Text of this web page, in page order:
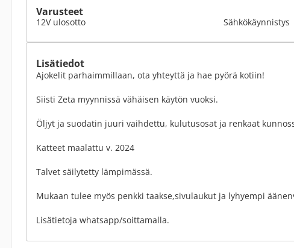
Varusteet
12V ulosotto Sähkökäynnistys
Lisätiedot
Ajokelit parhaimmillaan, ota yhteyttä ja hae pyörä kotiin!
Siisti Zeta myynnissä vähäisen käytön vuoksi.
Öljyt ja suodatin juuri vaihdettu, kulutusosat ja renkaat
Katteet maalattu v. 2024
Talvet säilytetty lämpimässä.
Mukaan tulee myös penkki taakse,sivulaukut ja lyhyempi
Lisätietoja whatsapp/soittamalla.